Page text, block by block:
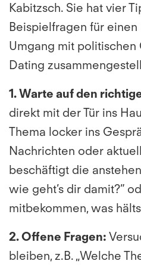
Kabitzsch. Sie hat vier
Beispielfragen für
Umgang mit politischen
Dating
1. Warte auf den
direkt mit der Tür ins
Thema locker ins
Nachrichten oder
beschäftigt die
wie geht’s dir damit?”
mitbekommen, was
2. Offene Fragen:
bleiben, z.B. „Welche